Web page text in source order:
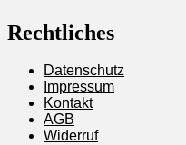
Rechtliches
Datenschutz
Impressum
Kontakt
AGB
Widerruf